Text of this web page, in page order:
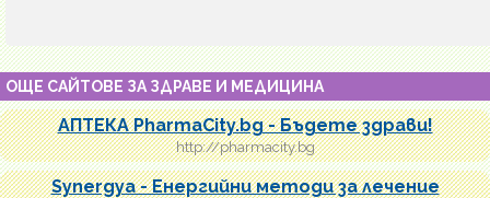
ОЩЕ САЙТОВЕ ЗА ЗДРАВЕ И МЕДИЦИНА
АПТЕКА PharmaCity.bg - Бъдете здрави!
http://pharmacity.bg
Synergya - Енергийни методи за лечение